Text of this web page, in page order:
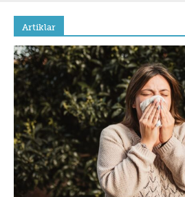
Artiklar